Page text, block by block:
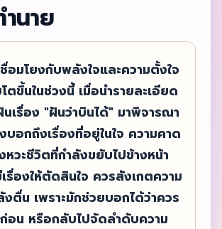
นาย
อมโยงกับพลังใจและความตั้งใจ
ตขึ้นในช่วงนี้ เมื่อนำรายละเอียด
เรื่อง "ฝันว่าบินได้" มาพิจารณา
อกถึงเรื่องที่อยู่ในใจ ความคาด
หวะชีวิตที่กำลังขยับไปข้างหน้า
รื่องให้ตัดสินใจ ควรสังเกตความ
ตื่น เพราะมักช่วยบอกได้ว่าควร
อน หรือกลับไปจัดลำดับความ